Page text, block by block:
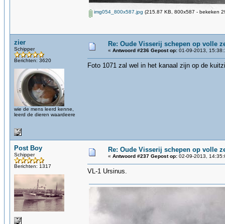
img054_800x587.jpg (215.87 KB, 800x587 - bekeken
zier
Schipper
Berichten: 3620
wie de mens leerd kenne,
leerd de dieren waardeere
Re: Oude Visserij schepen op volle
« Antwoord #236 Gepost op: 01-09-2013,
Foto 1071 zal wel in het kanaal zijn op de
Post Boy
Schipper
Berichten: 1317
Re: Oude Visserij schepen op volle
« Antwoord #237 Gepost op: 02-09-2013,
VL-1 Ursinus.